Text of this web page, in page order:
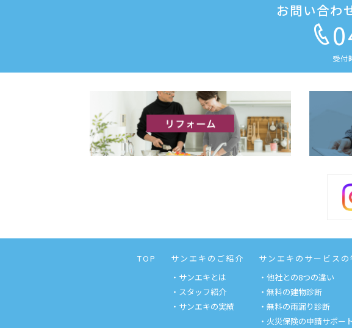
お問い合わ
受付
TOP
サンエキのご紹介
・サンエキとは
・スタッフ紹介
・サンエキの実績
サンエキのサービスの
・他社との8つの違い
・無料の建物診断
・無料の雨漏り診断
・火災保険の申請サポート